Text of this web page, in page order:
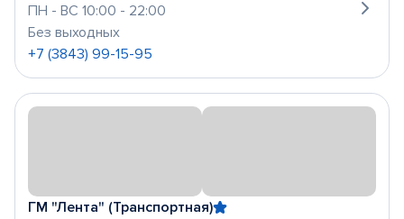
ПН - ВС 10:00 - 22:00
Без выходных
+7 (3843) 99-15-95
ГМ "Лента" (Транспортная)